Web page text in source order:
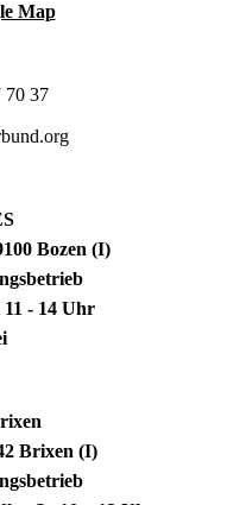
Map
70 37
Bozen (I)
- 14 Uhr
Brixen (I)